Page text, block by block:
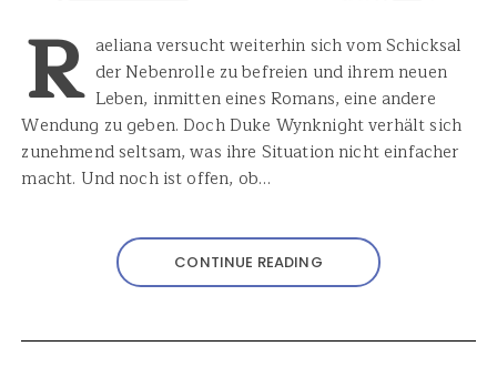
R aeliana versucht weiterhin sich vom Schicksal
der Nebenrolle zu befreien und ihrem neuen
Leben, inmitten eines Romans, eine andere
Wendung zu geben. Doch Duke Wynknight verhält sich
zunehmend seltsam, was ihre Situation nicht einfacher
macht. Und noch ist offen, ob…
CONTINUE READING